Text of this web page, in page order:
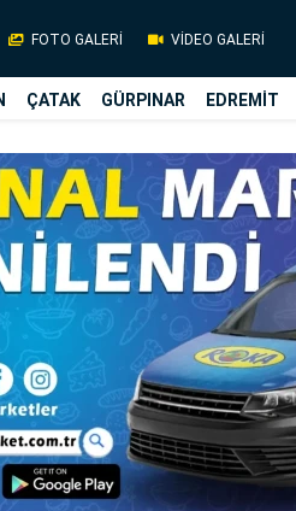
FOTO GALERİ VİDEO GALERİ
ÇATAK GÜRPINAR EDREMİT